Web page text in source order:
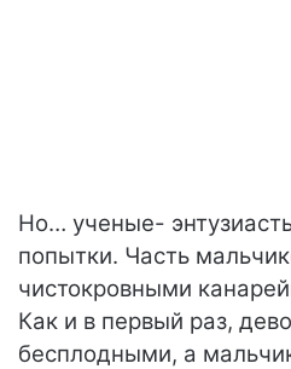
Но… ученые-
попытки. Часть
чистокровными
Как и в первый раз,
бесплодными, а